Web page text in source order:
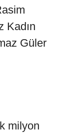
Kadın
Güler
milyon